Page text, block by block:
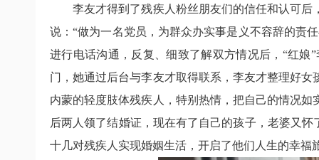
李友才得到了残疾人粉丝朋友们的信任和认可
说：“做为一名党员，为群众办实事是义不容辞的责
进行电话沟通，反复、细致了解双方情况后，“红
门，她通过后台与李友才取得联系，李友才整理好
内蒙的轻度肢体残疾人，特别热情，把自己的情况
后两人领了结婚证，现在有了自己的孩子，老婆又
十几对残疾人实现婚姻生活，开启了他们人生的幸福